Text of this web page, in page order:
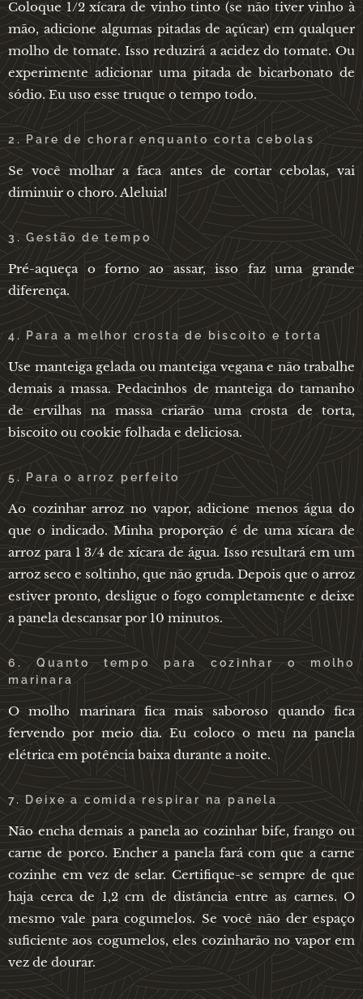
Coloque 1/2 xícara de vinho tinto (se não tiver vinho à
mão, adicione algumas pitadas de açúcar) em qualquer
molho de tomate. Isso reduzirá a acidez do tomate. Ou
experimente adicionar uma pitada de bicarbonato de
sódio. Eu uso esse truque o tempo todo.
2. Pare de chorar enquanto corta cebolas
Se você molhar a faca antes de cortar cebolas, vai
diminuir o choro. Aleluia!
3. Gestão de tempo
Pré-aqueça o forno ao assar, isso faz uma grande
diferença.
4. Para a melhor crosta de biscoito e torta
Use manteiga gelada ou manteiga vegana e não trabalhe
demais a massa. Pedacinhos de manteiga do tamanho
de ervilhas na massa criarão uma crosta de torta,
biscoito ou cookie folhada e deliciosa.
5. Para o arroz perfeito
Ao cozinhar arroz no vapor, adicione menos água do
que o indicado. Minha proporção é de uma xícara de
arroz para 1 3/4 de xícara de água. Isso resultará em um
arroz seco e soltinho, que não gruda. Depois que o arroz
estiver pronto, desligue o fogo completamente e deixe
a panela descansar por 10 minutos.
6. Quanto tempo para cozinhar o molho
marinara
O molho marinara fica mais saboroso quando fica
fervendo por meio dia. Eu coloco o meu na panela
elétrica em potência baixa durante a noite.
7. Deixe a comida respirar na panela
Não encha demais a panela ao cozinhar bife, frango ou
carne de porco. Encher a panela fará com que a carne
cozinhe em vez de selar. Certifique-se sempre de que
haja cerca de 1,2 cm de distância entre as carnes. O
mesmo vale para cogumelos. Se você não der espaço
suficiente aos cogumelos, eles cozinharão no vapor em
vez de dourar.